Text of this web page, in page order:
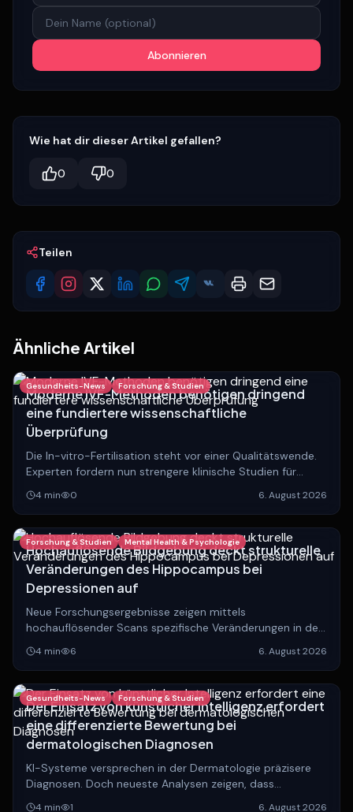
Abonnieren
Wie hat dir dieser Artikel gefallen?
0 0
Teilen
Ähnliche Artikel
Gesundheits-News Forschung & Studien
Moderne IVF-Methoden benötigen dringend
eine fundiertere wissenschaftliche
Überprüfung
Die In-vitro-Fertilisation steht vor einer Qualitätswende.
Experten fordern nun strengere klinische Studien für
Vorbereitungstechniken, die bisher ohne belastbare
Wirksamkeitsnachweise eingesetzt werden.
4 min 0 6. August 2026
Forschung & Studien Mental Health & Psychologie
Hochauflösende Bildgebung deckt strukturelle
Veränderungen des Hippocampus bei
Depressionen auf
Neue Forschungsergebnisse zeigen mittels
hochauflösender Scans spezifische Veränderungen in den
Unterfeldern des Hippocampus bei depressiven
Patienten.
4 min 6 6. August 2026
Gesundheits-News Forschung & Studien
Der Einsatz von künstlicher Intelligenz erfordert
eine differenzierte Bewertung bei
dermatologischen Diagnosen
KI-Systeme versprechen in der Dermatologie präzisere
Diagnosen. Doch neueste Analysen zeigen, dass
erklärbare KI bei medizinischem Fachpersonal und Laien
4 min 1 6. August 2026